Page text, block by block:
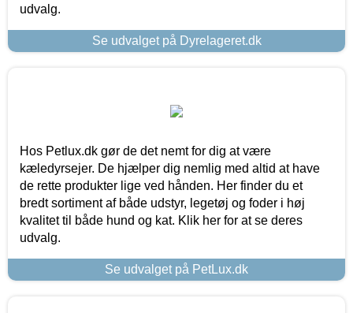
udvalg.
Se udvalget på Dyrelageret.dk
Hos Petlux.dk gør de det nemt for dig at være
kæledyrsejer. De hjælper dig nemlig med altid at have
de rette produkter lige ved hånden. Her finder du et
bredt sortiment af både udstyr, legetøj og foder i høj
kvalitet til både hund og kat. Klik her for at se deres
udvalg.
Se udvalget på PetLux.dk